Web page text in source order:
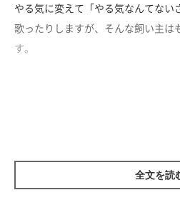
やる気に変えて「やる気なんてな
歌ったりしますが、そんな飼い主は
す。
全文を読